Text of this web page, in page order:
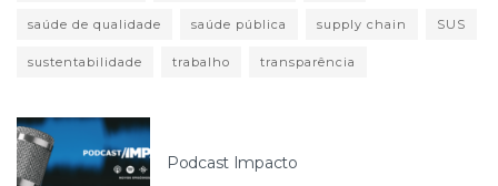
saúde de qualidade saúde pública supply chain SUS
sustentabilidade trabalho transparência
Podcast Impacto